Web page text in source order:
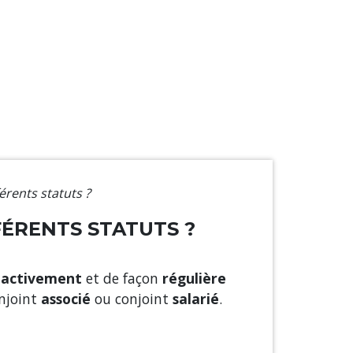
statuts ?
STATUTS ?
activement et de façon régulière
associé ou conjoint salarié.